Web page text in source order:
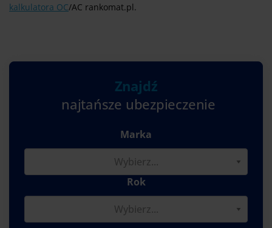
kalkulatora OC/AC rankomat.pl.
Znajdź
najtańsze ubezpieczenie
Marka
Rok